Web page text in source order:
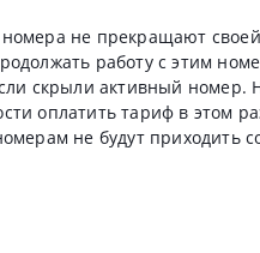
не прекращают
работу с этим
скрыли активный номер.
оплатить тариф в этом
не будут приходить